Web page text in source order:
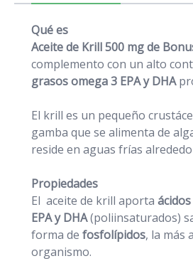
Qué es
Aceite de Krill 500 mg de
complemento con un alto
grasos omega 3 EPA y DHA
El krill es un pequeño
gamba que se alimenta de
reside en aguas frías
Propiedades
El aceite de krill aporta
EPA y DHA(poliinsaturados)
forma de fosfolípidos, la más
organismo.